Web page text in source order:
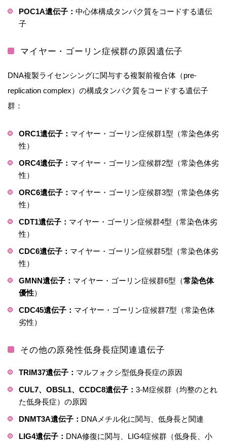
POC1A遺伝子： 中心体構成タンパク質をコードする遺伝
子
マイヤー・ゴーリン症候群の原因遺伝子
DNA複製ライセンシングに関与する複製前複合体（pre-
replication complex）の構成タンパク質をコードする遺伝子
群：
ORC1遺伝子： マイヤー・ゴーリン症候群1型（常染色体劣
性）
ORC4遺伝子： マイヤー・ゴーリン症候群2型（常染色体劣
性）
ORC6遺伝子： マイヤー・ゴーリン症候群3型（常染色体劣
性）
CDT1遺伝子： マイヤー・ゴーリン症候群4型（常染色体劣
性）
CDC6遺伝子： マイヤー・ゴーリン症候群5型（常染色体劣
性）
GMNN遺伝子： マイヤー・ゴーリン症候群6型（常染色体
優性）
CDC45遺伝子： マイヤー・ゴーリン症候群7型（常染色体
劣性）
その他の原発性低身長症関連遺伝子
TRIM37遺伝子： マルフォクシ型低身長症の原因
CUL7、OBSL1、CCDC8遺伝子： 3-M症候群（均整のとれ
た低身長症）の原因
DNMT3A遺伝子： DNAメチル化に関与、低身長と関連
LIG4遺伝子： DNA修復に関与、LIG4症候群（低身長、小